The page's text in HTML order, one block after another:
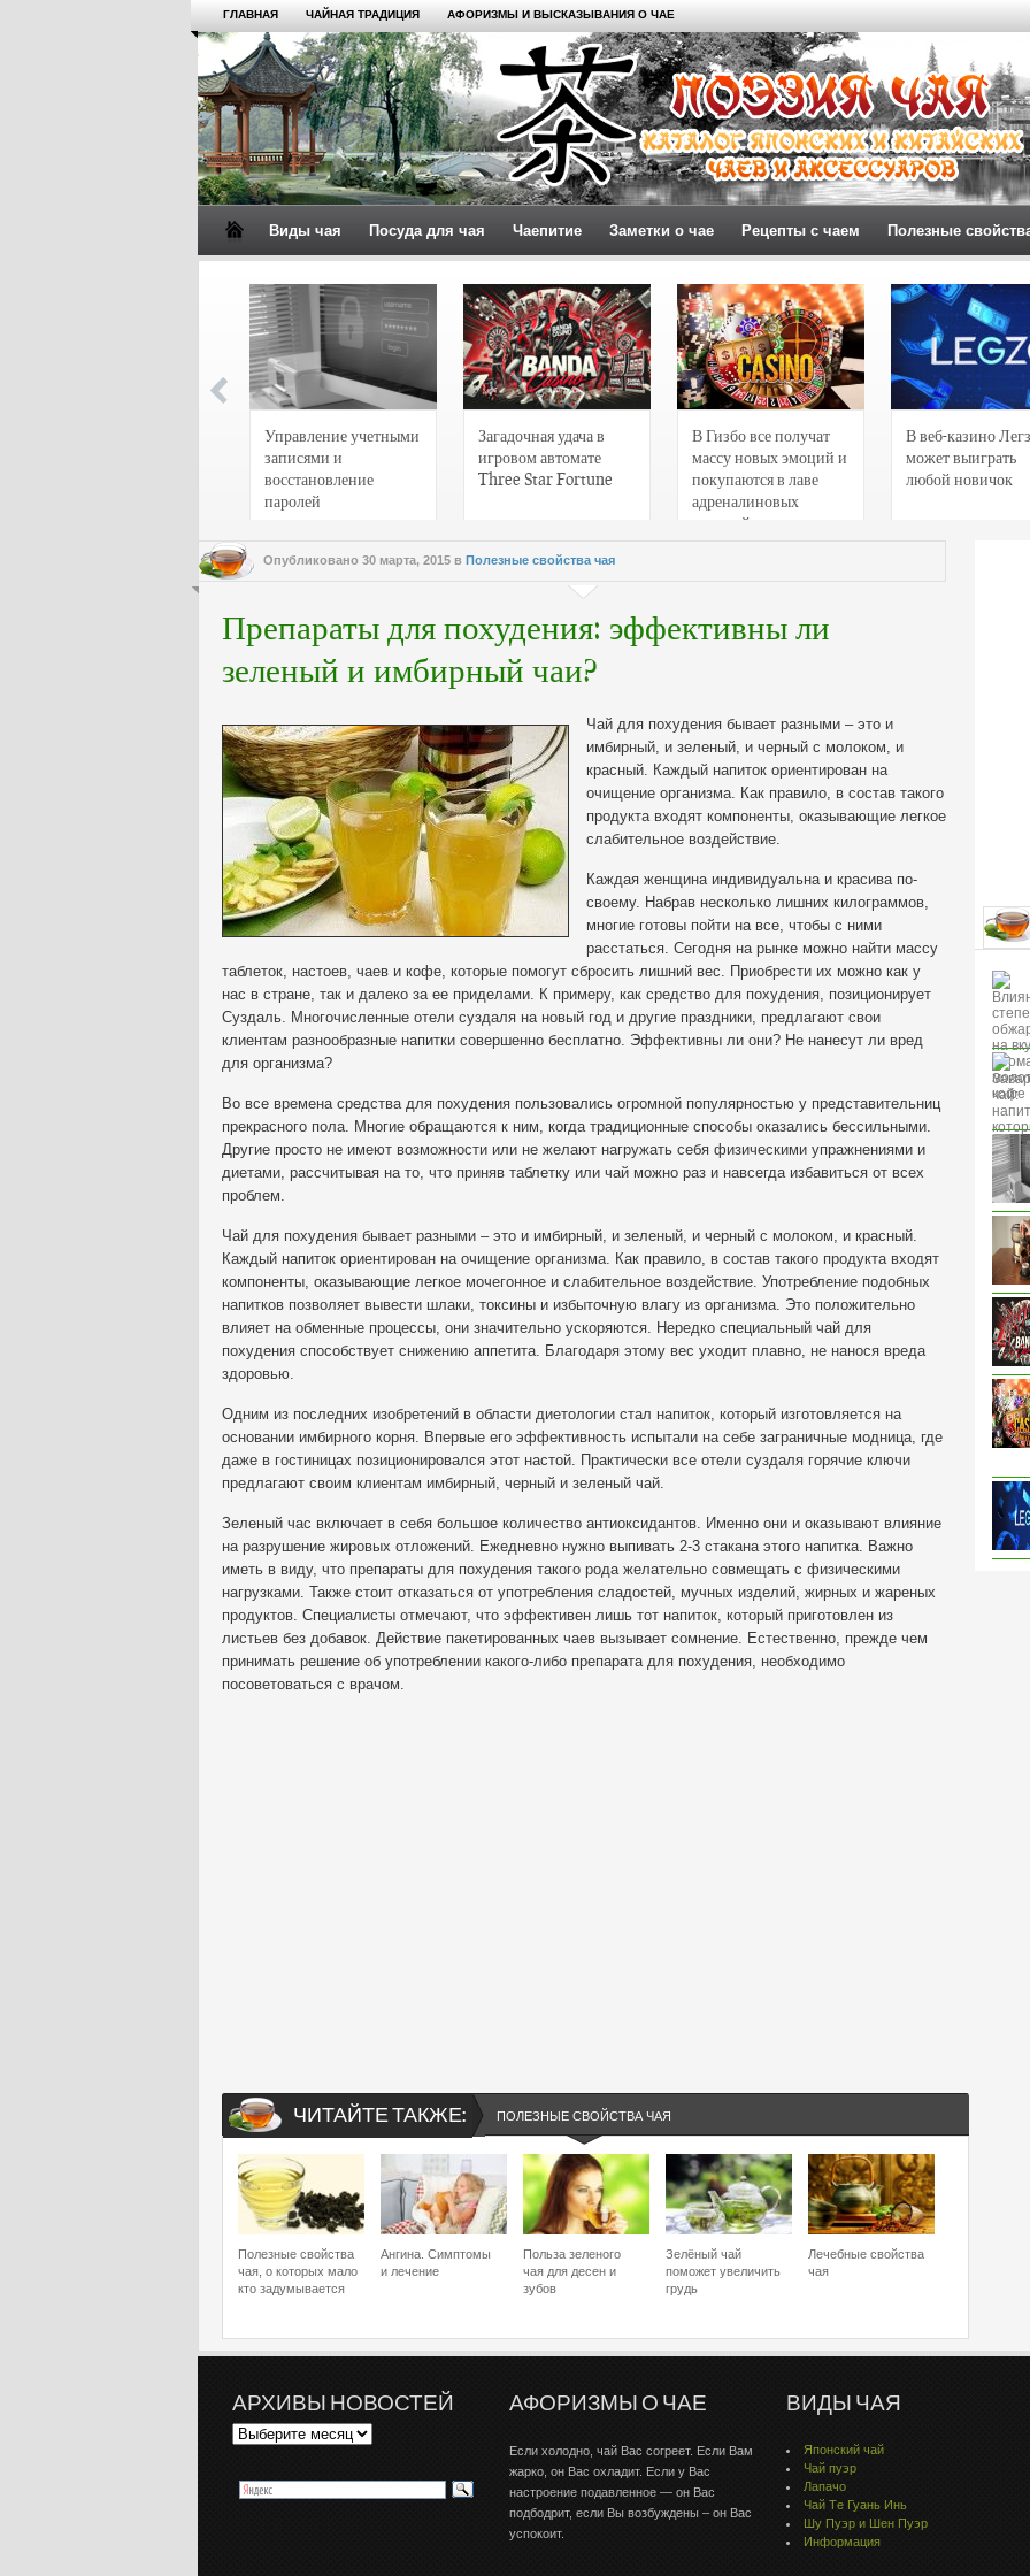
ГЛАВНАЯ ЧАЙНАЯ ТРАДИЦИЯ АФОРИЗМЫ И ВЫСКАЗЫВАНИЯ О ЧАЕ
Виды чая Посуда для чая Чаепитие Заметки о чае Рецепты с чаем Полезные
Управление учетными
записями и
восстановление
паролей
Загадочная удача в
игровом автомате
Three Star Fortune
В Гизбо все получат
массу новых эмоций и
покупаются в лаве
адреналиновых
страстей
В веб-казино
может выиграть
любой новичок
Опубликовано 30 марта, 2015 в Полезные свойства чая
Препараты для похудения: эффективны ли
зеленый и имбирный чаи?
Чай для похудения бывает разными – это и
имбирный, и зеленый, и черный с молоком, и
красный. Каждый напиток ориентирован на
очищение организма. Как правило, в состав такого
продукта входят компоненты, оказывающие легкое
слабительное воздействие.
Каждая женщина индивидуальна и красива по-
своему. Набрав несколько лишних килограммов,
многие готовы пойти на все, чтобы с ними
расстаться. Сегодня на рынке можно найти массу
таблеток, настоев, чаев и кофе, которые помогут сбросить лишний вес. Приобрести их можно как у
нас в стране, так и далеко за ее приделами. К примеру, как средство для похудения, позиционирует
Суздаль. Многочисленные отели суздаля на новый год и другие праздники, предлагают свои
клиентам разнообразные напитки совершенно бесплатно. Эффективны ли они? Не нанесут ли вред
для организма?
Во все времена средства для похудения пользовались огромной популярностью у представительниц
прекрасного пола. Многие обращаются к ним, когда традиционные способы оказались бессильными.
Другие просто не имеют возможности или не желают нагружать себя физическими упражнениями и
диетами, рассчитывая на то, что приняв таблетку или чай можно раз и навсегда избавиться от всех
проблем.
Чай для похудения бывает разными – это и имбирный, и зеленый, и черный с молоком, и красный.
Каждый напиток ориентирован на очищение организма. Как правило, в состав такого продукта входят
компоненты, оказывающие легкое мочегонное и слабительное воздействие. Употребление подобных
напитков позволяет вывести шлаки, токсины и избыточную влагу из организма. Это положительно
влияет на обменные процессы, они значительно ускоряются. Нередко специальный чай для
похудения способствует снижению аппетита. Благодаря этому вес уходит плавно, не нанося вреда
здоровью.
Одним из последних изобретений в области диетологии стал напиток, который изготовляется на
основании имбирного корня. Впервые его эффективность испытали на себе заграничные модница, где
даже в гостиницах позиционировался этот настой. Практически все отели суздаля горячие ключи
предлагают своим клиентам имбирный, черный и зеленый чай.
Зеленый час включает в себя большое количество антиоксидантов. Именно они и оказывают влияние
на разрушение жировых отложений. Ежедневно нужно выпивать 2-3 стакана этого напитка. Важно
иметь в виду, что препараты для похудения такого рода желательно совмещать с физическими
нагрузками. Также стоит отказаться от употребления сладостей, мучных изделий, жирных и жареных
продуктов. Специалисты отмечают, что эффективен лишь тот напиток, который приготовлен из
листьев без добавок. Действие пакетированных чаев вызывает сомнение. Естественно, прежде чем
принимать решение об употреблении какого-либо препарата для похудения, необходимо
посоветоваться с врачом.
ЧИТАЙТЕ ТАКЖЕ: ПОЛЕЗНЫЕ СВОЙСТВА ЧАЯ
Полезные свойства
чая, о которых мало
кто задумывается
Ангина. Симптомы
и лечение
Польза зеленого
чая для десен и
зубов
Зелёный чай
поможет увеличить
грудь
Лечебные свойства
чая
АРХИВЫ НОВОСТЕЙ АФОРИЗМЫ О ЧАЕ
Если холодно, чай Вас согреет. Если Вам
жарко, он Вас охладит. Если у Вас
настроение подавленное — он Вас
подбодрит, если Вы возбуждены – он Вас
успокоит.
ВИДЫ ЧАЯ
Японский чай
Чай пуэр
Лапачо
Чай Тe Гуaнь Инь
Шу Пуэр и Шен Пуэр
Информация